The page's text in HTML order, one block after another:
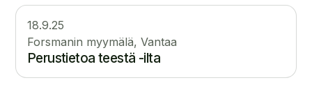
18.9.25
Forsmanin myymälä, Vantaa
Perustietoa teestä -ilta